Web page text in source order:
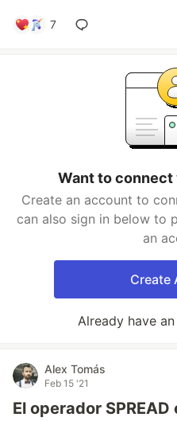
7
Want to connect
Create an account to
can also sign in below to
an
Create
Already have
Alex Tomás
Feb 15 '21
El operador